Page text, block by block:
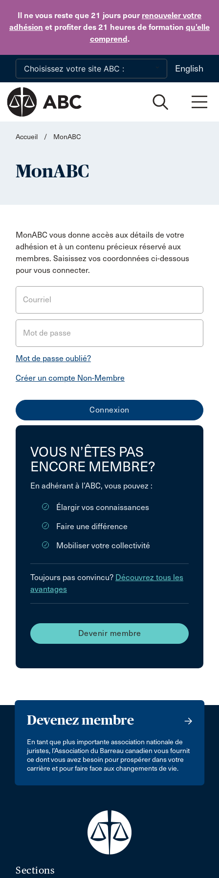
Il ne vous reste que 21 jours pour renouveler votre
adhésion et profiter des 21 heures de formation qu’elle
comprend.
Skip to main content
English
Accueil / MonABC
MonABC
MonABC vous donne accès aux détails de votre
adhésion et à un contenu précieux réservé aux
membres. Saisissez vos coordonnées ci-dessous
pour vous connecter.
Courriel
Mot de passe
Mot de passe oublié?
Créer un compte Non-Membre
VOUS N’ÊTES PAS
ENCORE MEMBRE?
En adhérant à l’ABC, vous pouvez :
Élargir vos connaissances
Faire une différence
Mobiliser votre collectivité
Toujours pas convincu? Découvrez tous les
avantages
Devenir membre
Devenez membre
En tant que plus importante association nationale de
juristes, l’Association du Barreau canadien vous fournit
ce dont vous avez besoin pour prospérer dans votre
carrière et pour faire face aux changements de vie.
Sections